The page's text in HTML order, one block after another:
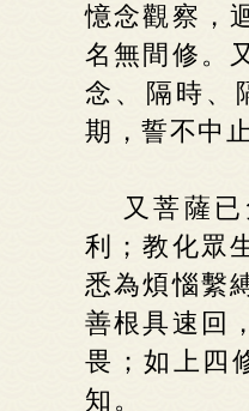
憶念觀察，
名無間修。
念、隔時、
期，誓不中
又菩薩
利；教化眾
悉為煩惱繫
善根具速回
畏；如上四
知。